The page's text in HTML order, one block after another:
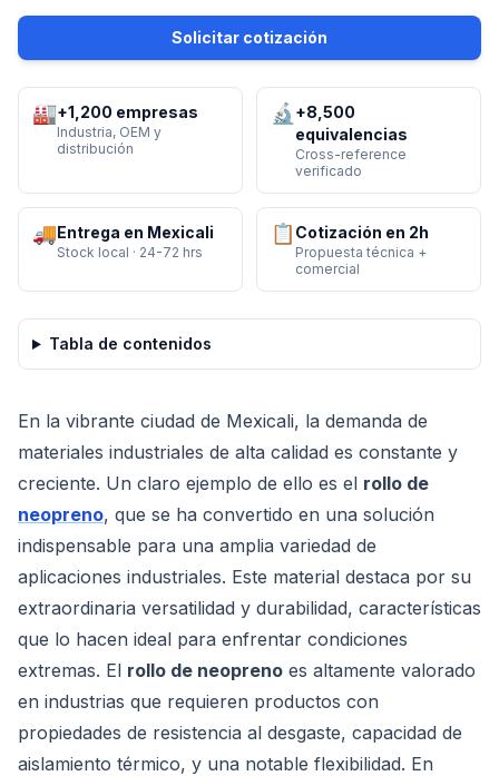
Solicitar cotización
🏭+1,200 empresas
Industria, OEM y
distribución
🔬 +8,500
equivalencias
Cross-reference
verificado
🚚Entrega en Mexicali
Stock local · 24-72 hrs
📋 Cotización en 2h
Propuesta técnica +
comercial
Tabla de contenidos
En la vibrante ciudad de Mexicali, la demanda de
materiales industriales de alta calidad es constante y
creciente. Un claro ejemplo de ello es el rollo de
neopreno, que se ha convertido en una solución
indispensable para una amplia variedad de
aplicaciones industriales. Este material destaca por su
extraordinaria versatilidad y durabilidad, características
que lo hacen ideal para enfrentar condiciones
extremas. El rollo de neopreno es altamente valorado
en industrias que requieren productos con
propiedades de resistencia al desgaste, capacidad de
aislamiento térmico, y una notable flexibilidad. En